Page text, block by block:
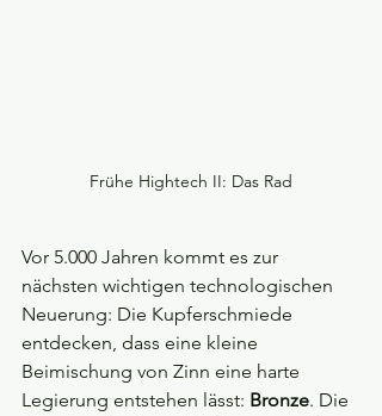
Frühe Hightech II: Das Rad
Vor 5.000 Jahren kommt es zur
nächsten wichtigen technologischen
Neuerung: Die Kupferschmiede
entdecken, dass eine kleine
Beimischung von Zinn eine harte
Legierung entstehen lässt: Bronze. Die